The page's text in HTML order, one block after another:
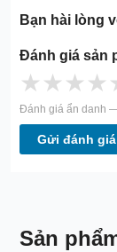
Bạn hài lòng
Đánh giá sản
★★★★
Đánh giá ẩn danh
Gửi đánh giá
Sản